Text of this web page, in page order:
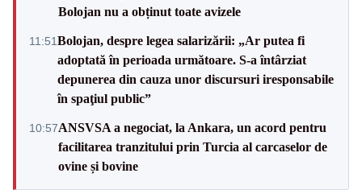
Bolojan nu a obținut toate avizele
11:51Bolojan, despre legea salarizării: „Ar putea fi
adoptată în perioada următoare. S-a întârziat
depunerea din cauza unor discursuri iresponsabile
în spaţiul public”
10:57ANSVSA a negociat, la Ankara, un acord pentru
facilitarea tranzitului prin Turcia al carcaselor de
ovine și bovine